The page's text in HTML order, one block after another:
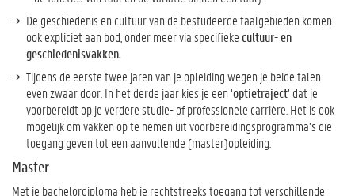
De geschiedenis en cultuur van de bestudeerde taalgebieden komen
ook expliciet aan bod, onder meer via specifiekecultuur- en
geschiedenisvakken.
Tijdens de eerste twee jaren van je opleiding wegen je beide talen
even zwaar door. In het derde jaar kies je een ‘optietraject’ dat je
voorbereidt op je verdere studie- of professionele carrière. Het is ook
mogelijk om vakken op te nemen uit voorbereidingsprogramma’s die
toegang geven tot een aanvullende (master)opleiding.
Master
Met je bachelordiploma heb je rechtstreeks toegang tot verschillende